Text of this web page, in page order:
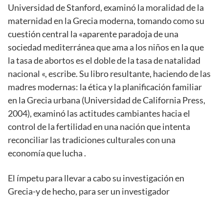
Universidad de Stanford, examinó la moralidad de la
maternidad en la Grecia moderna, tomando como su
cuestión central la «aparente paradoja de una
sociedad mediterránea que ama a los niños en la que
la tasa de abortos es el doble de la tasa de natalidad
nacional «, escribe. Su libro resultante, haciendo de las
madres modernas: la ética y la planificación familiar
en la Grecia urbana (Universidad de California Press,
2004), examinó las actitudes cambiantes hacia el
control de la fertilidad en una nación que intenta
reconciliar las tradiciones culturales con una
economía que lucha .
El ímpetu para llevar a cabo su investigación en
Grecia-y de hecho, para ser un investigador